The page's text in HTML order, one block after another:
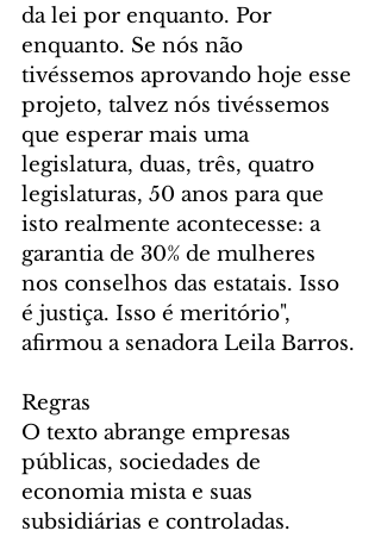
da lei por enquanto. Por
enquanto. Se nós não
tivéssemos aprovando hoje esse
projeto, talvez nós tivéssemos
que esperar mais uma
legislatura, duas, três, quatro
legislaturas, 50 anos para que
isto realmente acontecesse: a
garantia de 30% de mulheres
nos conselhos das estatais. Isso
é justiça. Isso é meritório",
afirmou a senadora Leila Barros.
Regras
O texto abrange empresas
públicas, sociedades de
economia mista e suas
subsidiárias e controladas.